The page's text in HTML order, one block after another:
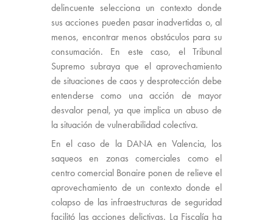
delincuente selecciona un contexto donde
sus acciones pueden pasar inadvertidas o, al
menos, encontrar menos obstáculos para su
consumación. En este caso, el Tribunal
Supremo subraya que el aprovechamiento
de situaciones de caos y desprotección debe
entenderse como una acción de mayor
desvalor penal, ya que implica un abuso de
la situación de vulnerabilidad colectiva.
En el caso de la DANA en Valencia, los
saqueos en zonas comerciales como el
centro comercial Bonaire ponen de relieve el
aprovechamiento de un contexto donde el
colapso de las infraestructuras de seguridad
facilitó las acciones delictivas. La Fiscalía ha